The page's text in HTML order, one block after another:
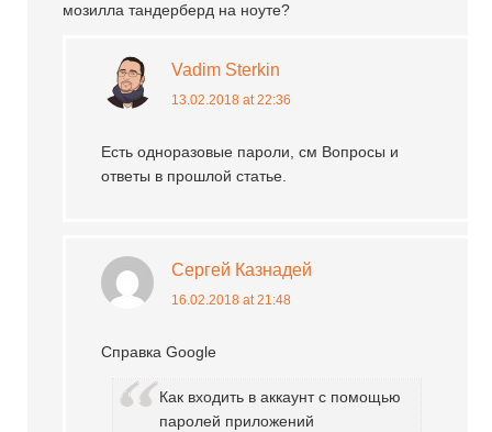
мозилла тандерберд на ноуте?
Vadim Sterkin
13.02.2018 at 22:36
Есть одноразовые пароли, см Вопросы и
ответы в прошлой статье.
Сергей Казнадей
16.02.2018 at 21:48
Справка Google
Как входить в аккаунт с помощью
паролей приложений